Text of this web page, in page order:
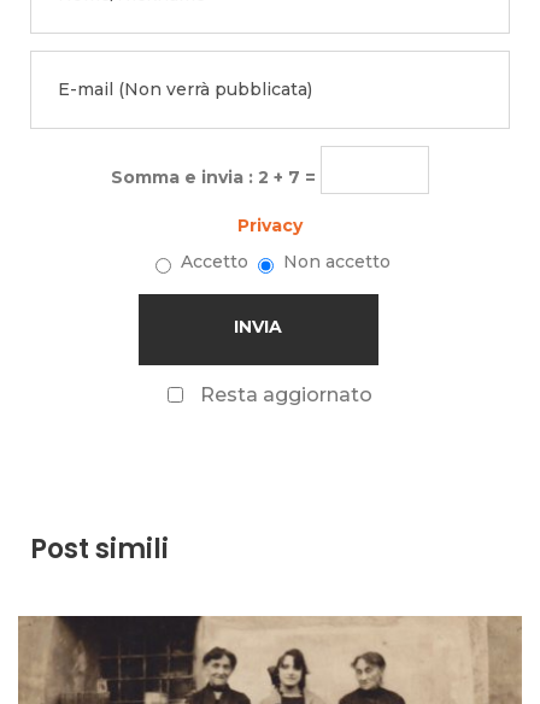
Somma e invia : 2 + 7 =
Privacy
Accetto
Non accetto
Resta aggiornato
Post simili